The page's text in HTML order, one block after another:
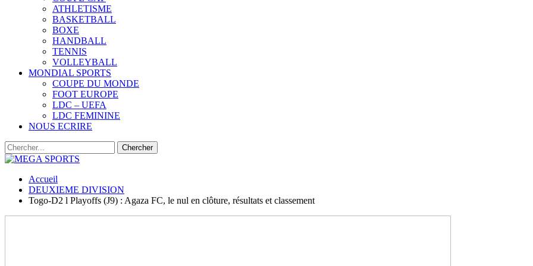
ATHLETISME
BASKETBALL
BOXE
HANDBALL
TENNIS
VOLLEYBALL
MONDIAL SPORTS
COUPE DU MONDE
FOOT EUROPE
LDC – UEFA
LDC FEMININE
NOUS ECRIRE
Accueil
DEUXIEME DIVISION
Togo-D2 l Playoffs (J9) : Agaza FC, le nul en clôture, résultats et classement